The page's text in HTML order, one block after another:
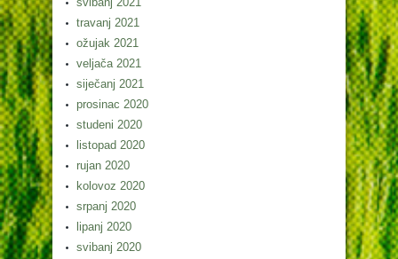
travanj 2021
ožujak 2021
veljača 2021
siječanj 2021
prosinac 2020
studeni 2020
listopad 2020
rujan 2020
kolovoz 2020
srpanj 2020
lipanj 2020
svibanj 2020